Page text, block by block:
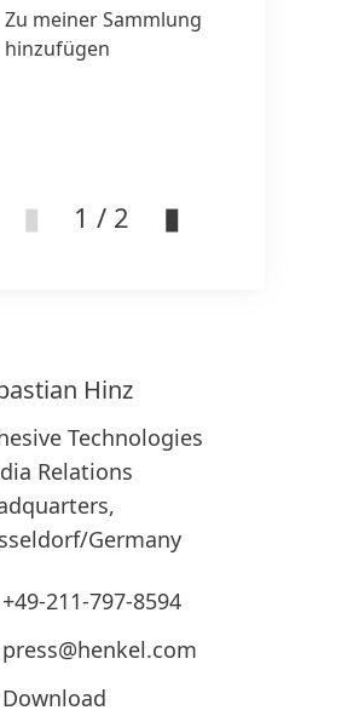
Zu meiner Sammlung
hinzufügen
1 / 2
Hinz
Technologies
Relations
Germany
+49-211-797-8594
press@henkel.com
Download